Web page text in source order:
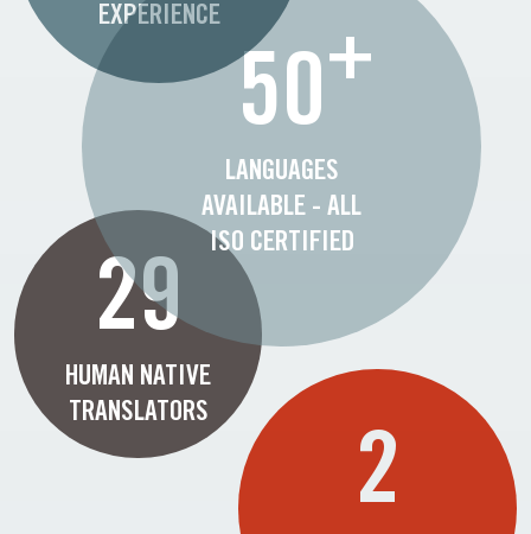
29
HUMAN NATIVE
TRANSLATORS
2
50+
LANGUAGES
AVAILABLE - ALL
ISO CERTIFIED
EXPERIENCE